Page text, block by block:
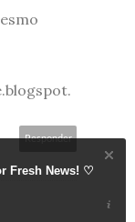
Responder
Fresh News! ♡